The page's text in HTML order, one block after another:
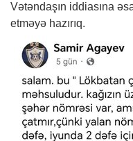
Vətəndaşın iddiasına
etməyə hazırıq.